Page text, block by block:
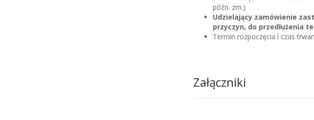
późn. zm.)
Udzielający zamówienie
przyczyn, do przedłużenia
Termin rozpoczęcia i czas
Załączniki